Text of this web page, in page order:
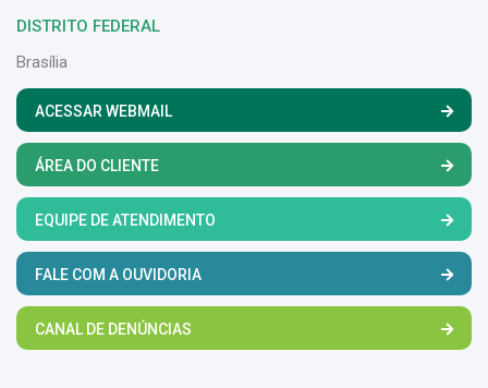
DISTRITO FEDERAL
Brasília
ACESSAR WEBMAIL
ÁREA DO CLIENTE
EQUIPE DE ATENDIMENTO
FALE COM A OUVIDORIA
CANAL DE DENÚNCIAS